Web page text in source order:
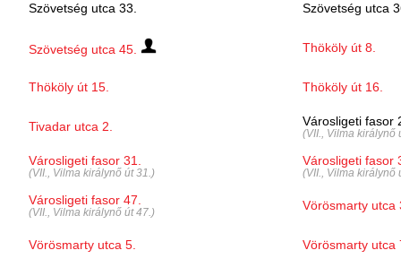
Szövetség utca 33. Szövetség utca
Szövetség utca 45. Thököly út 8.
Thököly út 15. Thököly út 16.
Tivadar utca 2. Városligeti fasor
(VII., Vilma királynő
Városligeti fasor 31.
(VII., Vilma királynő út 31.)
Városligeti fasor
(VII., Vilma királynő
Városligeti fasor 47.
(VII., Vilma királynő út 47.) Vörösmarty utca
Vörösmarty utca 5. Vörösmarty utca